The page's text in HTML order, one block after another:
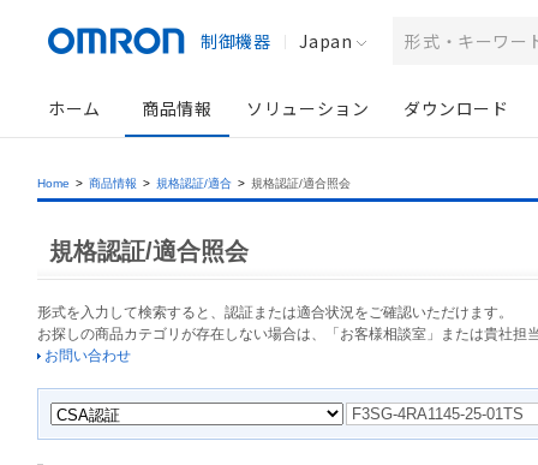
制御機器 Japan
ホーム 商品情報 ソリューション ダウンロード
Home > 商品情報 > 規格認証/適合 > 規格認証/適合照会
規格認証/適合照会
形式を入力して検索すると、認証または適合状況をご確認いただけます。
お探しの商品カテゴリが存在しない場合は、「お客様相談室」または貴社担
お問い合わせ